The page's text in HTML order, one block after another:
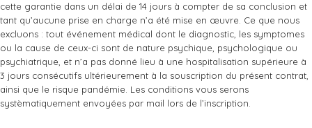
cette garantie dans un délai de 14 jours à compter de sa conclusion et
tant qu’aucune prise en charge n’a été mise en œuvre. Ce que nous
excluons : tout événement médical dont le diagnostic, les symptomes
ou la cause de ceux-ci sont de nature psychique, psychologique ou
psychiatrique, et n’a pas donné lieu à une hospitalisation supérieure à
3 jours consécutifs ultérieurement à la souscription du présent contrat,
ainsi que le risque pandémie. Les conditions vous serons
systèmatiquement envoyées par mail lors de l’inscription.